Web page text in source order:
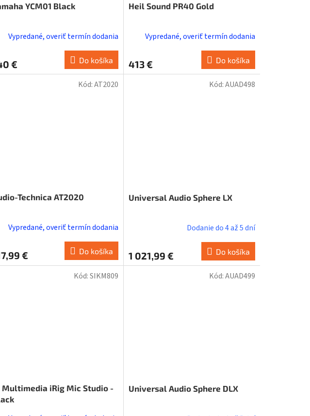
YCM01 Black
Vypredané, overiť termín dodania
€ Do košíka
Heil Sound PR40 Gold
Vypredané, overiť termín dodania
413 € Do košíka
Technica AT2020
Vypredané, overiť termín dodania
€ Do košíka
Kód:AT2020
Universal Audio Sphere LX
Dodanie do 4 až 5 dní
1 021,99 € Do košíka
Kód:AUAD498
Multimedia iRig Mic Studio -
Kód:SIKM809
Universal Audio Sphere DLX
Kód:AUAD499